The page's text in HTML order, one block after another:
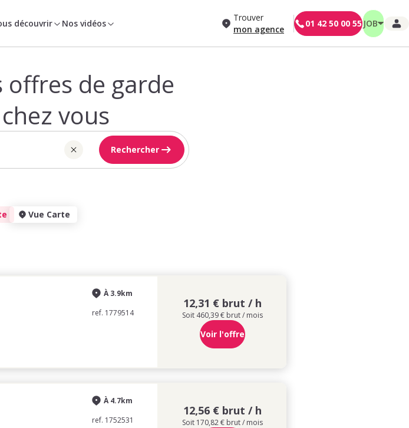
découvrir Nos vidéos
Trouver
mon agence
01 42 50 00 55 JOB
offres de garde
vous
Rechercher
Vue Carte
À 3.9km
ref. 1779514
12,31 € brut / h
Soit 460,39 € brut / mois
Voir l'offre
À 4.7km
ref. 1752531
12,56 € brut / h
Soit 170,82 € brut / mois